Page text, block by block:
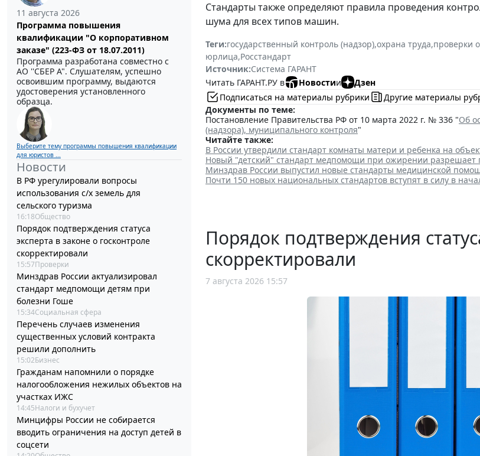
11 августа 2026
Программа повышения
квалификации "О корпоративном
заказе" (223-ФЗ от 18.07.2011)
Программа разработана совместно с
АО ''СБЕР А". Слушателям, успешно
освоившим программу, выдаются
удостоверения установленного
образца.
Выберите тему программы повышения квалификации
для юристов ...
Новости
В РФ урегулировали вопросы
использования с/х земель для
сельского туризма
16:18Общество
Порядок подтверждения статуса
эксперта в законе о госконтроле
скорректировали
15:57Проверки
Минздрав России актуализировал
стандарт медпомощи детям при
болезни Гоше
15:34Социальная сфера
Перечень случаев изменения
существенных условий контракта
решили дополнить
15:02Бизнес
Гражданам напомнили о порядке
налогообложения нежилых объектов на
участках ИЖС
14:45Налоги и бухучет
Минцифры России не собирается
вводить ограничения на доступ детей в
соцсети
Стандарты также определяют правила проведения
шума для всех типов машин.
Теги:государственный контроль (надзор),охрана труда,проверки
юрлица,Росстандарт
Источник:Система ГАРАНТ
Читать ГАРАНТ.РУ в
Новостии
Дзен
Подписаться на материалы рубрики
Другие материалы
Документы по теме:
Постановление Правительства РФ от 10 марта 2022 г. № 336 "Об
(надзора), муниципального контроля"
Читайте также:
В России утвердили стандарт комнаты матери и ребенка на
Новый "детский" стандарт медпомощи при ожирении разрешает
Минздрав России выпустил новые стандарты медицинской
Почти 150 новых национальных стандартов вступят в силу в
Порядок подтверждения
скорректировали
7 августа 2026 15:57